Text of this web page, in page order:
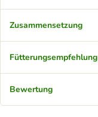
Zusammensetzung
Fütterungsempfehlung
Bewertung